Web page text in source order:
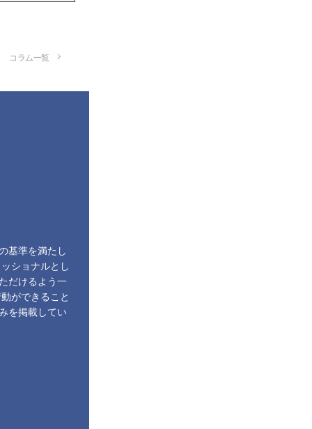
コラム一覧
基準を満たし
ショナルとし
だけるよう一
ができること
を掲載してい